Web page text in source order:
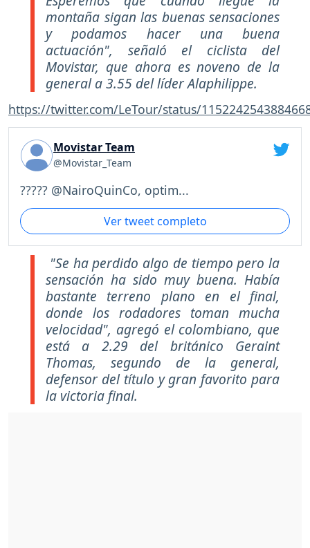
montaña sigan las buenas sensaciones
y podamos hacer una buena
actuación", señaló el ciclista del
Movistar, que ahora es noveno de la
general a 3.55 del líder Alaphilippe.
https://twitter.com/LeTour/status/
Movistar Team
@Movistar_Team
????? @NairoQuinCo, optim...
Ver tweet completo
"Se ha perdido algo de tiempo pero la
sensación ha sido muy buena. Había
bastante terreno plano en el final,
donde los rodadores toman mucha
velocidad", agregó el colombiano, que
está a 2.29 del británico Geraint
Thomas, segundo de la general,
defensor del título y gran favorito para
la victoria final.